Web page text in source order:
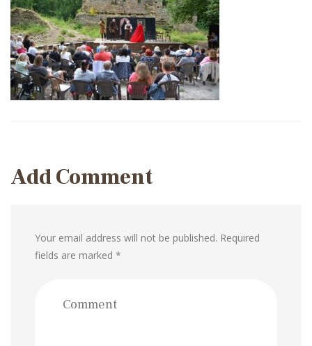
Add Comment
Your email address will not be published. Required
fields are marked *